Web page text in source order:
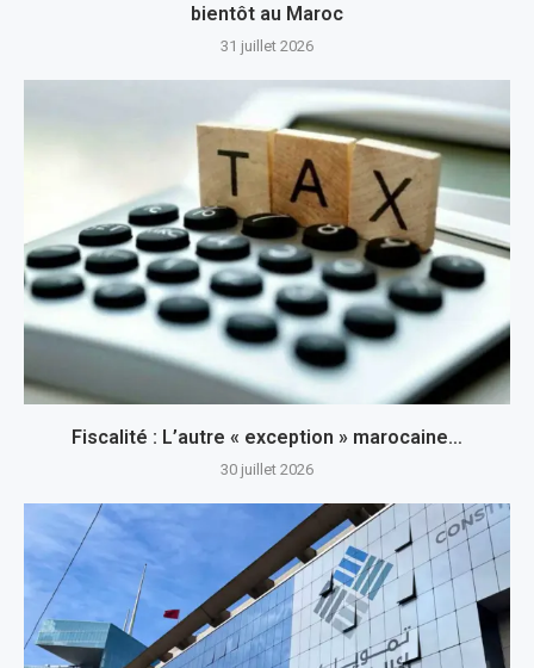
bientôt au Maroc
31 juillet 2026
Fiscalité : L’autre « exception » marocaine…
30 juillet 2026